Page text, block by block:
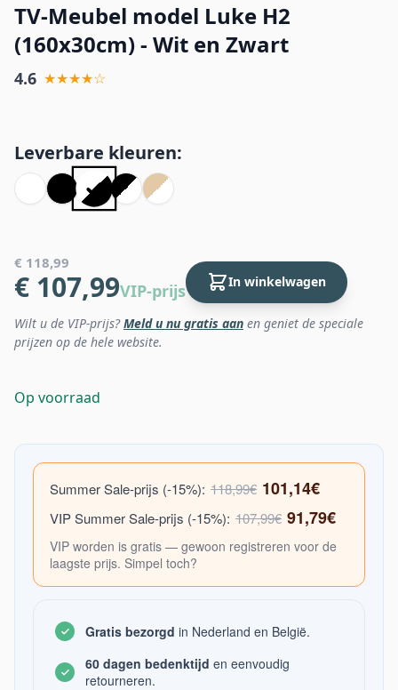
TV-Meubel model Luke H2
(160x30cm) - Wit en Zwart
4.6 ★★★★☆
Leverbare kleuren:
€ 118,99
€ 107,99VIP-prijs In winkelwagen
Wilt u de VIP-prijs?Meld u nu gratis aan en geniet de speciale
prijzen op de hele website.
Op voorraad
Summer Sale-prijs (-15%): 118,99€ 101,14€
VIP Summer Sale-prijs (-15%): 107,99€ 91,79€
VIP worden is gratis — gewoon registreren voor de
laagste prijs. Simpel toch?
Gratis bezorgd in Nederland en België.
60 dagen bedenktijd en eenvoudig
retourneren.